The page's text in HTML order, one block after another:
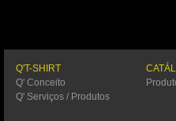
Q'T-SHIRT
Q' Conceito
Q' Serviços / Produtos